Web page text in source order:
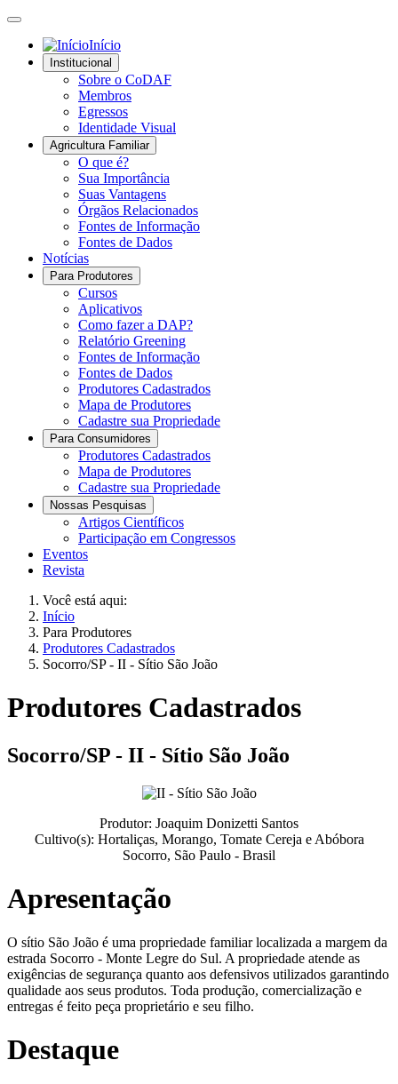
Início
Institucional
Sobre o CoDAF
Membros
Egressos
Identidade Visual
Agricultura Familiar
O que é?
Sua Importância
Suas Vantagens
Órgãos Relacionados
Fontes de Informação
Fontes de Dados
Notícias
Para Produtores
Cursos
Aplicativos
Como fazer a DAP?
Relatório Greening
Fontes de Informação
Fontes de Dados
Produtores Cadastrados
Mapa de Produtores
Cadastre sua Propriedade
Para Consumidores
Produtores Cadastrados
Mapa de Produtores
Cadastre sua Propriedade
Nossas Pesquisas
Artigos Científicos
Participação em Congressos
Eventos
Revista
Você está aqui:
Início
Para Produtores
Produtores Cadastrados
Socorro/SP - II - Sítio São João
Produtores Cadastrados
Socorro/SP - II - Sítio São João
Produtor: Joaquim Donizetti Santos
Cultivo(s): Hortaliças, Morango, Tomate Cereja e Abóbora
Socorro, São Paulo - Brasil
Apresentação
O sítio São João é uma propriedade familiar localizada a margem da
estrada Socorro - Monte Legre do Sul. A propriedade atende as
exigências de segurança quanto aos defensivos utilizados garantindo
qualidade aos seus produtos. Toda produção, comercialização e
entregas é feito peça proprietário e seu filho.
Destaque